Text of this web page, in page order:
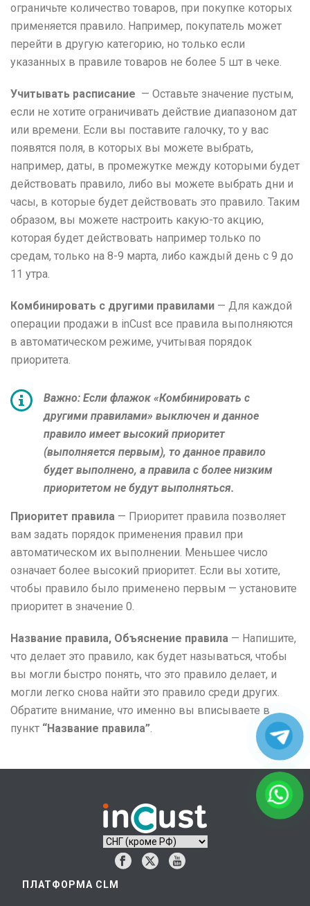
ограничьте количество товаров, при покупке которых
применяется правило. Например, покупатель может
перейти в другую категорию, но только если
указанных в правиле товаров не более 5 шт в чеке.
Учитывать расписание — Оставьте значение пустым,
если не хотите ограничивать действие диапазоном дат
или времени. Если вы поставите галочку, то у вас
появятся поля, в которых вы можете выбрать,
например, даты, в промежутке между которыми будет
действовать правило, либо вы можете выбрать дни и
часы, в которые будет действовать это правило. Таким
образом, вы можете настроить какую-то акцию,
которая будет действовать например только по
средам, только на 8-9 марта, либо каждый день с 9 до
11 утра.
Комбинировать с другими правилами — Для каждой
операции продажи в inCust все правила выполняются
в автоматическом режиме, учитывая порядок
приоритета.
Важно: Если флажок «Комбинировать с
другими правилами» выключен и данное
правило имеет высокий приоритет
(выполняется первым), то данное правило
будет выполнено, а правила с более низким
приоритетом не будут выполняться.
Приоритет правила — Приоритет правила позволяет
вам задать порядок применения правил при
автоматическом их выполнении. Меньшее число
означает более высокий приоритет. Если вы хотите,
чтобы правило было применено первым — установите
приоритет в значение 0.
Название правила, Объяснение правила — Напишите,
что делает это правило, как будет называться, чтобы
вы могли быстро понять, что это правило делает, и
могли легко снова найти это правило среди других.
Обратите внимание, что именно вы вписываете в
пункт “Название правила”
ПЛАТФОРМА CLM